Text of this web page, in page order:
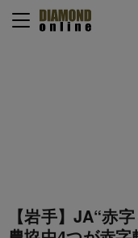
【岩手】JA“赤